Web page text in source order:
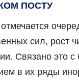
ПОСТУ
сил, рост
Связано это
в их ряды